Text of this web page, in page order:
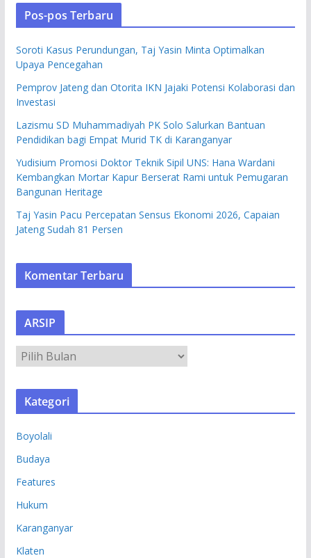
Pos-pos Terbaru
Soroti Kasus Perundungan, Taj Yasin Minta Optimalkan
Upaya Pencegahan
Pemprov Jateng dan Otorita IKN Jajaki Potensi Kolaborasi dan
Investasi
Lazismu SD Muhammadiyah PK Solo Salurkan Bantuan
Pendidikan bagi Empat Murid TK di Karanganyar
Yudisium Promosi Doktor Teknik Sipil UNS: Hana Wardani
Kembangkan Mortar Kapur Berserat Rami untuk Pemugaran
Bangunan Heritage
Taj Yasin Pacu Percepatan Sensus Ekonomi 2026, Capaian
Jateng Sudah 81 Persen
Komentar Terbaru
ARSIP
R
S
Kategori
Boyolali
Budaya
Features
Hukum
Karanganyar
Klaten